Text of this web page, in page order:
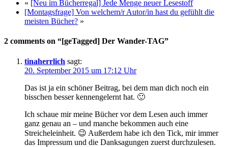
« [Neu im Bücherregal] Jede Menge neuer Lesestoff
[Montagsfrage] Von welchem/r Autor/in hast du gefühlt die
meisten Bücher? »
2 comments on “[geTagged] Der Wander-TAG”
tinaherrlich sagt:
20. September 2015 um 17:12 Uhr
Das ist ja ein schöner Beitrag, bei dem man dich noch ein
bisschen besser kennengelernt hat. 🙂
Ich schaue mir meine Bücher vor dem Lesen auch immer
ganz genau an – und manche bekommen auch eine
Streicheleinheit. 😉 Außerdem habe ich den Tick, mir immer
das Impressum und die Danksagungen zuerst durchzulesen.